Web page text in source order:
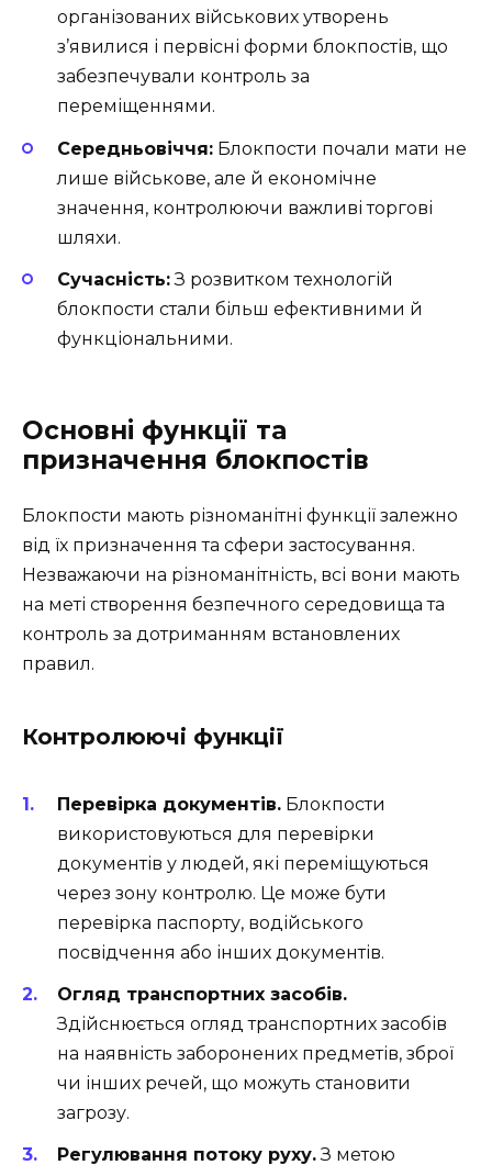
організованих військових утворень
з’явилися і первісні форми блокпостів, що
забезпечували контроль за
переміщеннями.
Середньовіччя: Блокпости почали мати не
лише військове, але й економічне
значення, контролюючи важливі торгові
шляхи.
Сучасність:З розвитком технологій
блокпости стали більш ефективними й
функціональними.
Основні функції та
призначення блокпостів
Блокпости мають різноманітні функції залежно
від їх призначення та сфери застосування.
Незважаючи на різноманітність, всі вони мають
на меті створення безпечного середовища та
контроль за дотриманням встановлених
правил.
Контролюючі функції
Перевірка документів. Блокпости
використовуються для перевірки
документів у людей, які переміщуються
через зону контролю. Це може бути
перевірка паспорту, водійського
посвідчення або інших документів.
Огляд транспортних засобів.
Здійснюється огляд транспортних засобів
на наявність заборонених предметів, зброї
чи інших речей, що можуть становити
загрозу.
Регулювання потоку руху.З метою